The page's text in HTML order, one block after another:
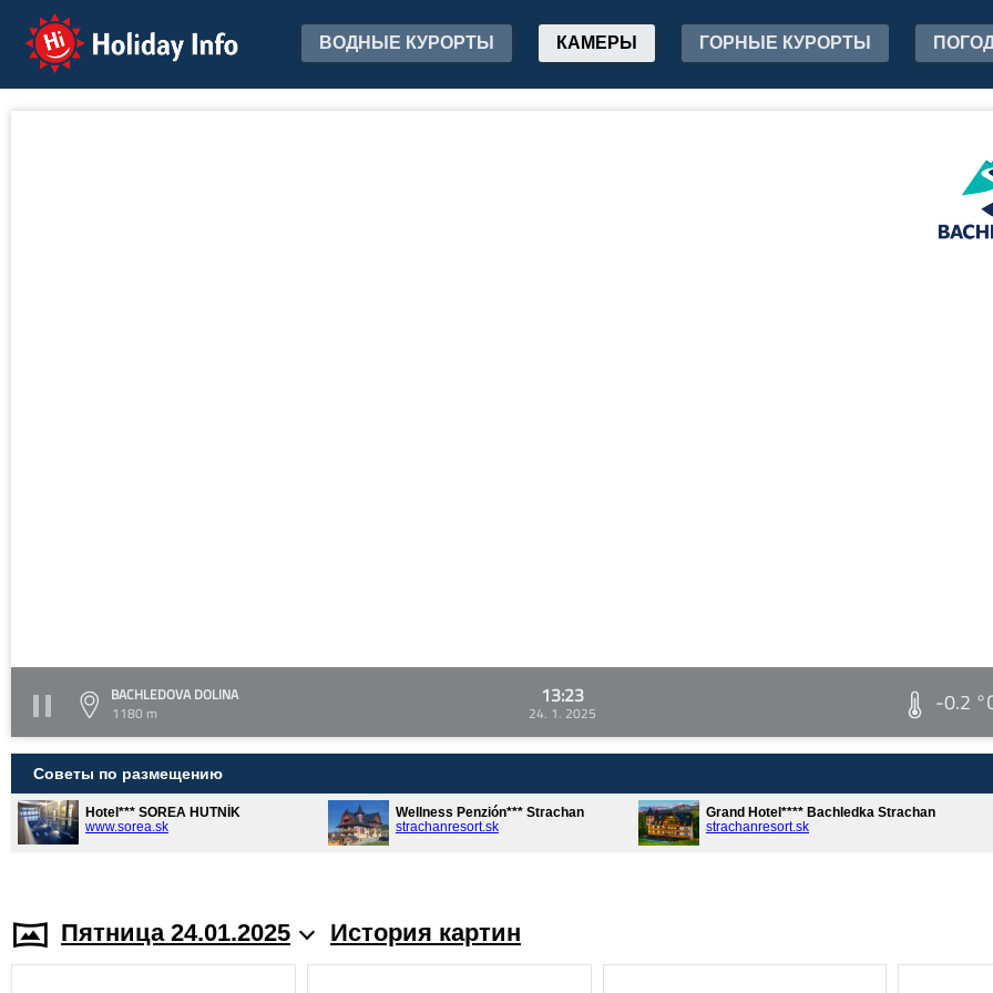
Holiday Info ВОДНЫЕ КУРОРТЫ КАМЕРЫ ГОРНЫЕ КУРОРТЫ
BACHLEDOVA DOLINA
1180 m
13:23
24. 1. 2025 -0.2
Советы по размещению
Hotel*** SOREA HUTNÍK
www.sorea.sk
Wellness Penzión*** Strachan
strachanresort.sk
Grand Hotel**** Bachledka Strachan
strachanresort.sk
Пятница 24.01.2025 История картин